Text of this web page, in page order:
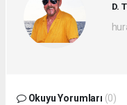
D.
Okuyu Yorumları (0)